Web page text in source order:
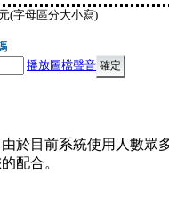
(字母區分大小寫)
播放圖檔聲音
於目前系統使用人數眾
配合。